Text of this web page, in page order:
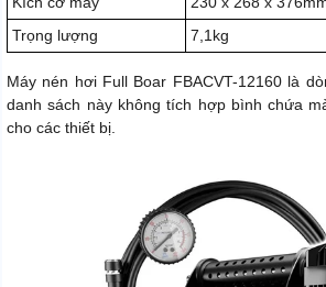
Trọng lượng
7,1kg
Máy nén hơi Full Boar FBACVT-12160 là
danh sách này không tích hợp bình chứa
cho các thiết bị.